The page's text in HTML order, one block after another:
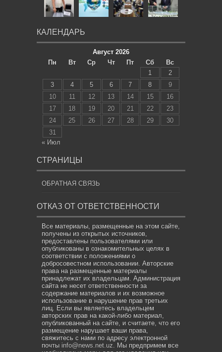
КАЛЕНДАРЬ
Август 2026
Пн
Вт Ср Чт Пт Сб
Вс
1
2
3
4 5 6 7 8
9
10
11 12 13 14 15
16
17
18 19 20 21 22
23
24
25 26 27 28 29
30
31
« Июл
СТРАНИЦЫ
ОБРАТНАЯ СВЯЗЬ
ОТКАЗ ОТ ОТВЕТСТВЕННОСТИ
Все материалы, размещенные на этом сайте,
получены из открытых источников,
предоставлены пользователями или
опубликованы в ознакомительных целях в
соответствии с положениями о
добросовестном использовании. Авторские
права на размещенные материалы
принадлежат их владельцам. Администрация
сайта не несет ответственности за
содержание материалов и их возможное
использование в нарушение прав третьих
лиц. Если вы являетесь владельцем
авторских прав на какой-либо материал,
опубликованный на сайте, и считаете, что его
размещение нарушает ваши права,
свяжитесь с нами по адресу электронной
почты info@news.net.uz. Мы предпримем все